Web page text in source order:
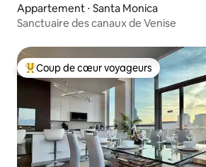
Appartement ⋅ Santa Monica
Sanctuaire des canaux de Venise
Coups de cœur voyageurs les plus
Coup de cœur voyageurs